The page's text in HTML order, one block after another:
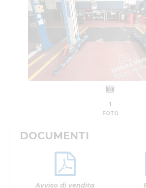
1
FOTO
DOCUMENTI
Avviso di vendita